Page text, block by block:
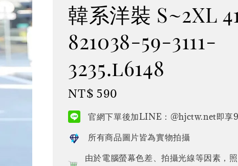
韓系洋裝 S~2XL
821038-59-3111-
3235.l6148
Regular
price
NT$ 590
官網下單後加LINE：@hjctw.net即享
所有商品圖片皆為實物拍攝
由於電腦螢幕色差、拍攝光線等因素，